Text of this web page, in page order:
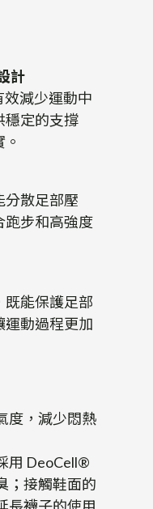
計
效減少運動中
穩定的支撐
分散足部壓
跑步和高強度
既能保護足部
運動過程更加
度，減少悶熱
用 DeoCell®
；接觸鞋面的